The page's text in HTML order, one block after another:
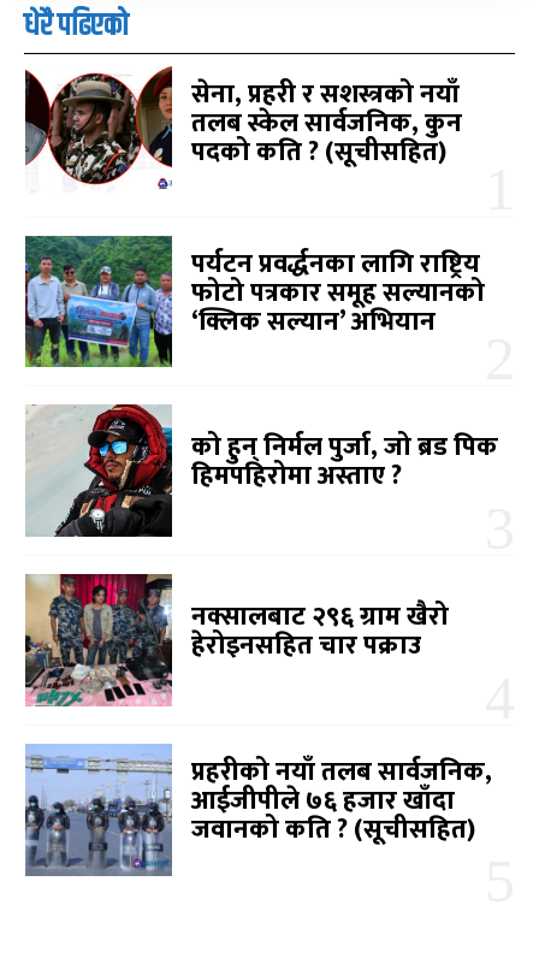
धेरै पढिएको
सेना, प्रहरी र सशस्त्रको नयाँ
तलब स्केल सार्वजनिक, कुन
पदको कति ? (सूचीसहित)
पर्यटन प्रवर्द्धनका लागि राष्ट्रिय
फोटो पत्रकार समूह सल्यानको
‘क्लिक सल्यान’ अभियान
को हुन् निर्मल पुर्जा, जो ब्रड पिक
हिमपहिरोमा अस्ताए ?
नक्सालबाट २९६ ग्राम खैरो
हेरोइनसहित चार पक्राउ
प्रहरीको नयाँ तलब सार्वजनिक,
आईजीपीले ७६ हजार खाँदा
जवानको कति ? (सूचीसहित)